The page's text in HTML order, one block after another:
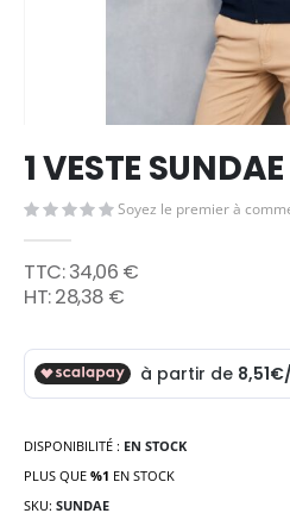
to
the
beginning
of
the
images
gallery
1 VESTE
Soyez le premier à
34,06 €
28,38 €
DISPONIBILITÉ : EN STOCK
PLUS QUE %1 EN STOCK
SKU SUNDAE